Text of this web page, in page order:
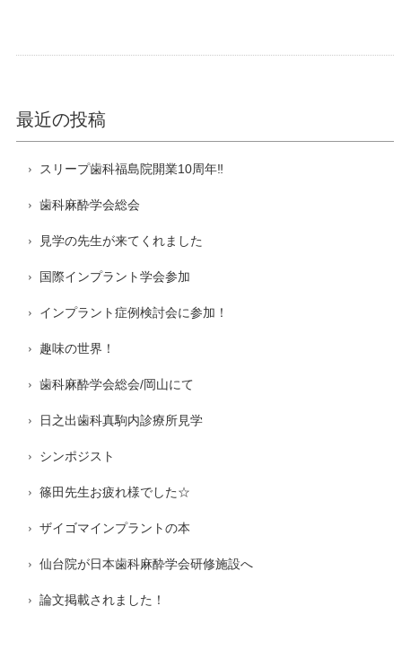
最近の投稿
スリープ歯科福島院開業10周年‼️
歯科麻酔学会総会
見学の先生が来てくれました
国際インプラント学会参加
インプラント症例検討会に参加！
趣味の世界！
歯科麻酔学会総会/岡山にて
日之出歯科真駒内診療所見学
シンポジスト
篠田先生お疲れ様でした☆
ザイゴマインプラントの本
仙台院が日本歯科麻酔学会研修施設へ
論文掲載されました！